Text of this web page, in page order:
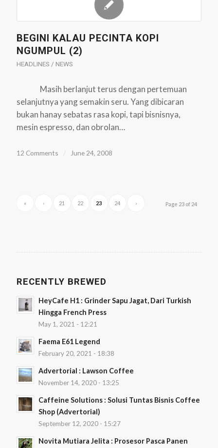
BEGINI KALAU PECINTA KOPI
NGUMPUL (2)
HEADLINES / NEWS
Masih berlanjut terus dengan pertemuan
selanjutnya yang semakin seru. Yang dibicaran
bukan hanay sebatas rasa kopi, tapi bisnisnya,
mesin espresso, dan obrolan…
12 Comments / June 24, 2008
Page 23 of 24
« ‹ 21 22 23 24 ›
RECENTLY BREWED
HeyCafe H1 : Grinder Sapu Jagat, Dari Turkish
Hingga French Press
May 1, 2021 - 12:21
Faema E61 Legend
February 20, 2021 - 18:38
Advertorial : Lawson Coffee
November 14, 2020 - 13:25
Caffeine Solutions : Solusi Tuntas Bisnis Coffee
Shop (Advertorial)
September 12, 2020 - 15:27
Novita Mutiara Jelita : Prosesor Pasca Panen